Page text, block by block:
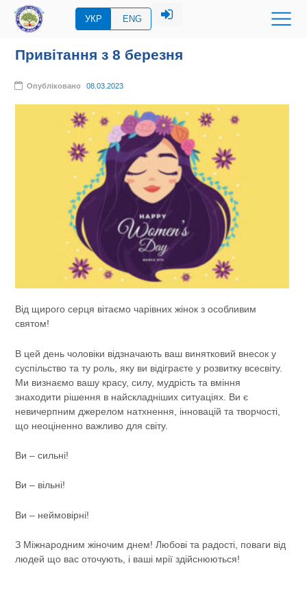
УКР ENG
Привітання з 8 березня
Опубліковано 08.03.2023
Від щирого серця вітаємо чарівних жінок з особливим
святом!
В цей день чоловіки відзначають ваш винятковий внесок у
суспільство та ту роль, яку ви відіграєте у розвитку всесвіту.
Ми визнаємо вашу красу, силу, мудрість та вміння
знаходити рішення в найскладніших ситуаціях. Ви є
невичерпним джерелом натхнення, інновацій та творчості,
що неоціненно важливо для світу.
Ви – сильні!
Ви – вільні!
Ви – неймовірні!
З Міжнародним жіночим днем! Любові та радості, поваги від
людей що вас оточують, і ваші мрії здійснюються!